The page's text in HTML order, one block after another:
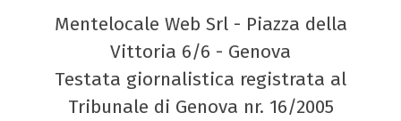
Mentelocale Web Srl - Piazza della
Vittoria 6/6 - Genova
Testata giornalistica registrata al
Tribunale di Genova nr. 16/2005